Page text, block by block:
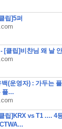
립]5퍼
[클립]비챤님 왜 날
(운영자) : 가두는
플...
립]KRX vs T1 .... 4